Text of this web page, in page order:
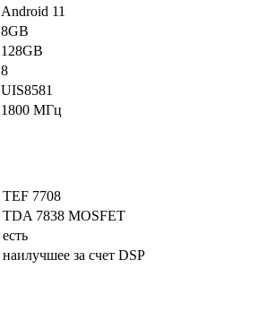
Android 11
8GB
128GB
8
UIS8581
1800 МГц
TEF 7708
TDA 7838 MOSFET
есть
наилучшее за счет DSP